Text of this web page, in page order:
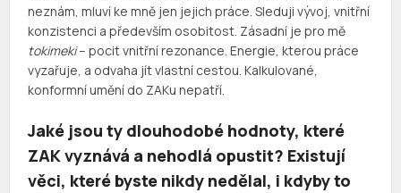
neznám, mluví ke mně jen jejich práce. Sleduji vývoj, vnitřní
konzistenci a především osobitost. Zásadní je pro mě
tokimeki– pocit vnitřní rezonance. Energie, kterou práce
vyzařuje, a odvaha jít vlastní cestou. Kalkulované,
konformní umění do ZAKu nepatří.
Jaké jsou ty dlouhodobé hodnoty, které
ZAK vyznává a nehodlá opustit? Existují
věci, které byste nikdy nedělal, i kdyby to